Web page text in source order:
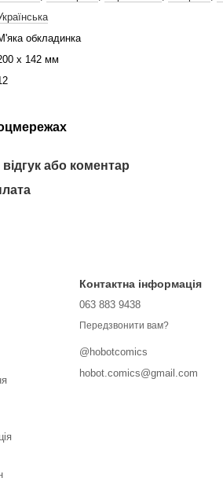
обкладинка
x 142 мм
або коментар
Контактна інформація
063 883 9438
Передзвонити вам?
@hobotcomics
hobot.comics@gmail.com